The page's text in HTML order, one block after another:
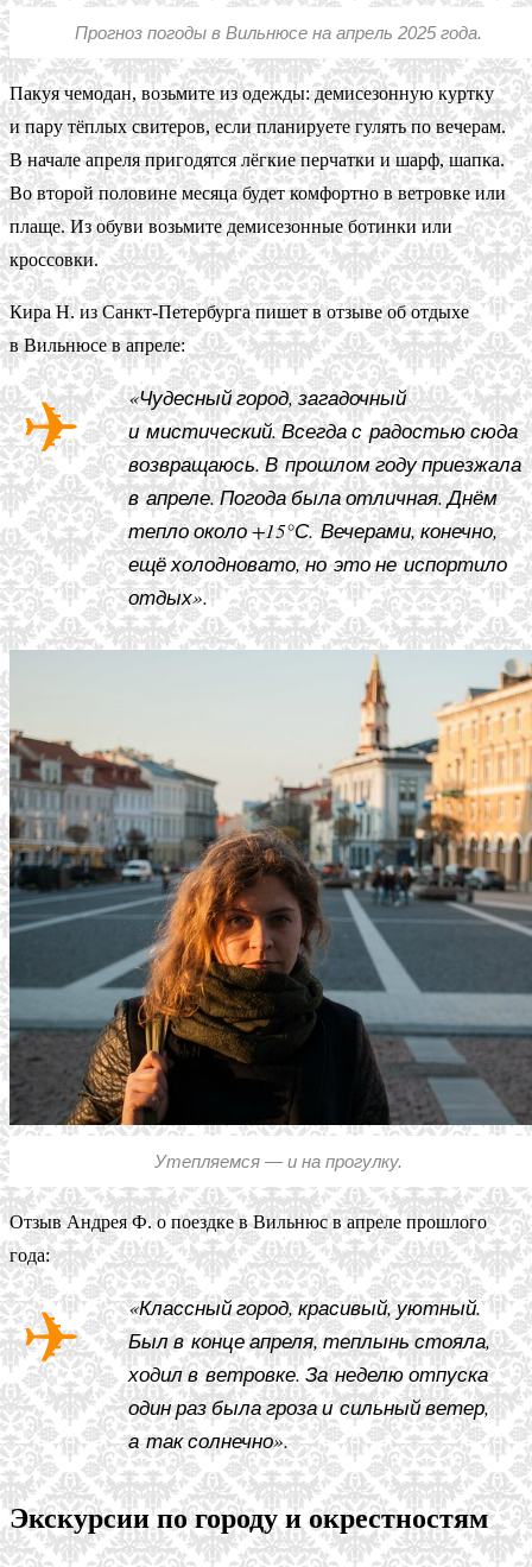
Прогноз погоды в Вильнюсе на апрель 2025 года.
Пакуя чемодан, возьмите из одежды: демисезонную куртку
и пару тёплых свитеров, если планируете гулять по вечерам.
В начале апреля пригодятся лёгкие перчатки и шарф, шапка.
Во второй половине месяца будет комфортно в ветровке или
плаще. Из обуви возьмите демисезонные ботинки или
кроссовки.
Кира Н. из Санкт-Петербурга пишет в отзыве об отдыхе
в Вильнюсе в апреле:
«Чудесный город, загадочный
и мистический. Всегда с радостью сюда
возвращаюсь. В прошлом году приезжала
в апреле. Погода была отличная. Днём
тепло около +15°С. Вечерами, конечно,
ещё холодновато, но это не испортило
отдых».
Утепляемся — и на прогулку.
Отзыв Андрея Ф. о поездке в Вильнюс в апреле прошлого
года:
«Классный город, красивый, уютный.
Был в конце апреля, теплынь стояла,
ходил в ветровке. За неделю отпуска
один раз была гроза и сильный ветер,
а так солнечно».
Экскурсии по городу и окрестностям